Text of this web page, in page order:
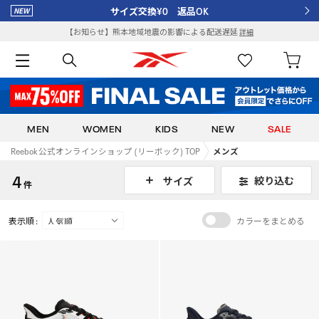
サイズ交換¥0 返品OK
【お知らせ】熊本地域地震の影響による配送遅延詳細
MEN WOMEN KIDS NEW SALE
Reebok 公式オンラインショップ (リーボック) TOP メンズ
4件 サイズ 絞り込む
表示順 : カラーをまとめる